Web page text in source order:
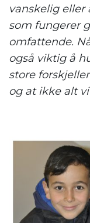
vanskelig eller
som fungerer
omfattende.
også viktig å
store
og at ikke alt